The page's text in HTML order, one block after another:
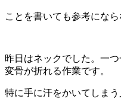
ことを書いても参考になら
昨日はネックでした。一
変骨が折れる作業です。
特に手に汗をかいてしま